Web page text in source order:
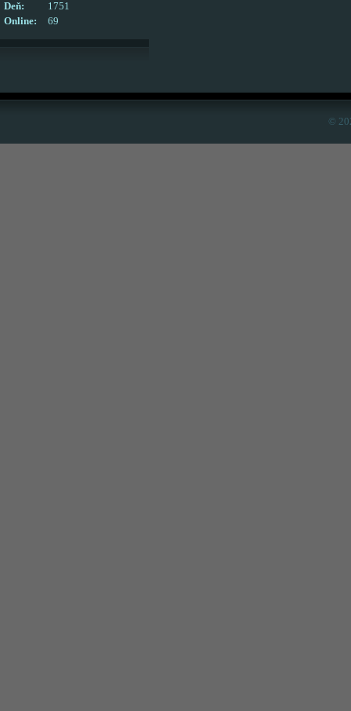
Online: 69
Deň:
1751
©